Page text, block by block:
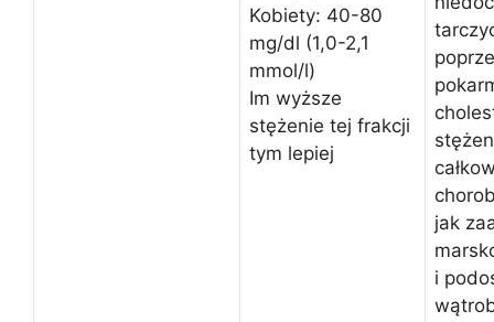
Kobiety: 40-80
mg/dl (1,0-2,1
mmol/l)
Im wyższe
stężenie tej frakcji
tym lepiej
jak
i